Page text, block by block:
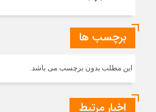
برچسب ها
این مطلب بدون برچسب می باشد.